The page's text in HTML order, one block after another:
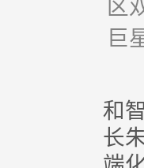
区
巨
在
和
长